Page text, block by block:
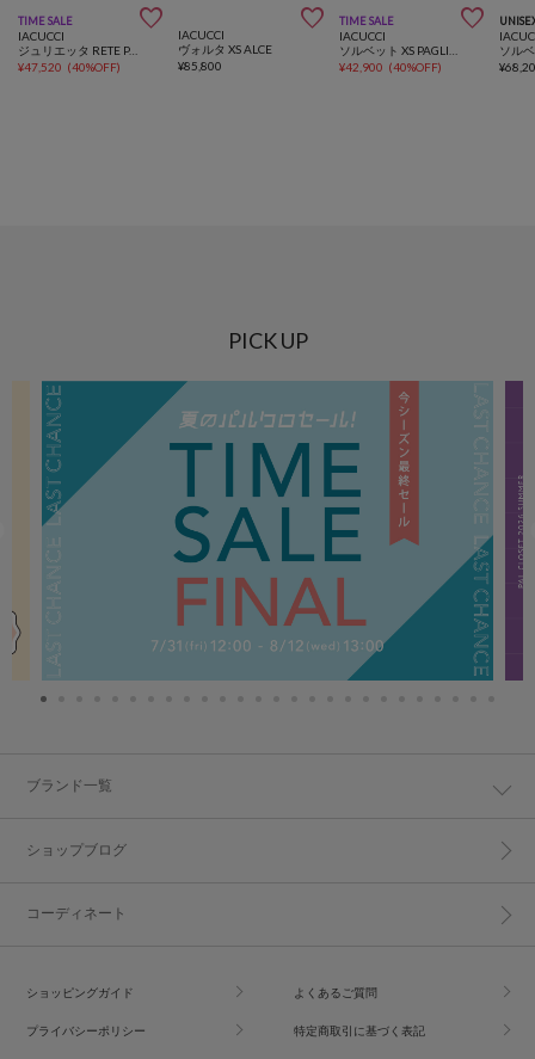
TIME SALE 
IACUCCI
ジュリエッタ RETE PAGLIA/RUGA
¥47,520 (40%OFF)

IACUCCI
ヴォルタ XS ALCE
¥85,800
TIME SALE 
IACUCCI
¥42,900 (40%OFF) ¥
PICK UP
ブランド一覧
ショップブログ
コーディネート
ショッピングガイド よくあるご質問
プライバシーポリシー 特定商取引に基づく表記